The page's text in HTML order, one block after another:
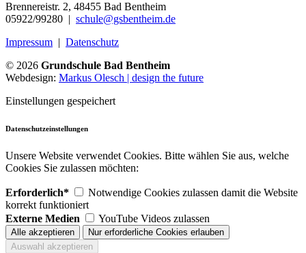
Brennereistr. 2, 48455 Bad Bentheim
05922/99280 | schule@gsbentheim.de
Impressum | Datenschutz
© 2026 Grundschule Bad Bentheim
Webdesign: Markus Olesch | design the future
Einstellungen gespeichert
Datenschutzeinstellungen
Unsere Website verwendet Cookies. Bitte wählen Sie aus, welche
Cookies Sie zulassen möchten:
Erforderlich*
Notwendige Cookies zulassen damit die Website
korrekt funktioniert
Externe Medien
YouTube Videos zulassen